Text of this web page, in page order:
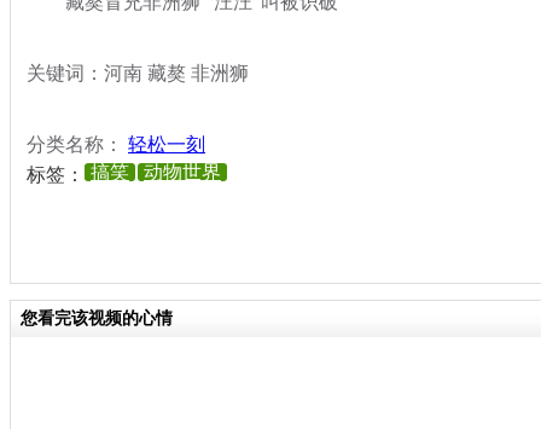
关键词：河南 藏獒 非洲狮
分类名称： 轻松一刻
标签：
搞笑 动物世界
您看完该视频的心情